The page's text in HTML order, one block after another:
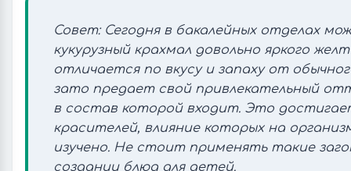
Совет: Сегодня в бакалейных отделах
кукурузный крахмал довольно яркого
отличается по вкусу и запаху от
зато предает свой привлекательный
в состав которой входит. Это
красителей, влияние которых на
изучено. Не стоит применять такие
создании блюд для детей.